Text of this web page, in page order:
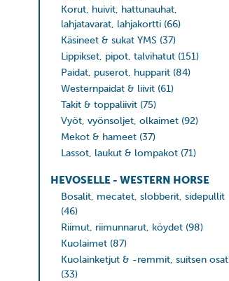
Korut, huivit, hattunauhat,
lahjatavarat, lahjakortti (66)
Käsineet & sukat YMS (37)
Lippikset, pipot, talvihatut (151)
Paidat, puserot, hupparit (84)
Westernpaidat & liivit (61)
Takit & toppaliivit (75)
Vyöt, vyönsoljet, olkaimet (92)
Mekot & hameet (37)
Lassot, laukut & lompakot (71)
HEVOSELLE - WESTERN HORSE
Bosalit, mecatet, slobberit, sidepullit
(46)
Riimut, riimunnarut, köydet (98)
Kuolaimet (87)
Kuolainketjut & -remmit, suitsen osat
(33)